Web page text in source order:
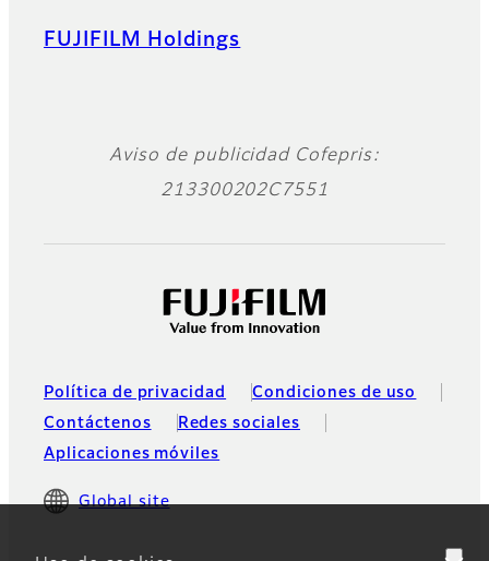
FUJIFILM Holdings
Aviso de publicidad Cofepris:
213300202C7551
Política de privacidad
Condiciones de uso
Contáctenos
Redes sociales
Aplicaciones móviles
Global site